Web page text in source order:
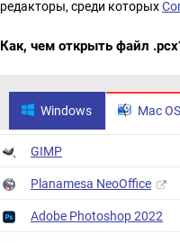
редакторы, среди которых
Как, чем открыть файл
Windows Mac OS
GIMP
Planamesa NeoOffice
Adobe Photoshop 2022